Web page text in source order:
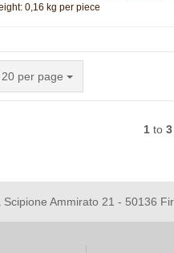
0,16 kg per piece
20 per page
per page
1 to3
Ammirato 21 - 50136